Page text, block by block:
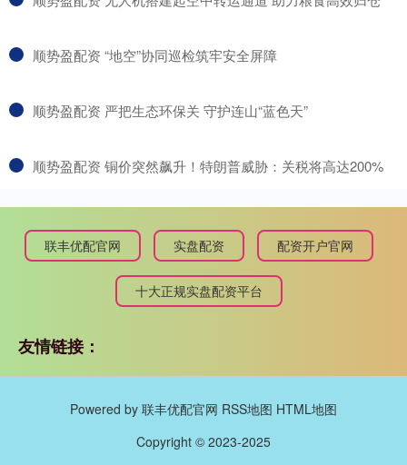
​顺势盈配资 “地空”协同巡检筑牢安全屏障
​顺势盈配资 严把生态环保关 守护连山“蓝色天”
​顺势盈配资 铜价突然飙升！特朗普威胁：关税将高达200%
联丰优配官网 实盘配资 配资开户官网
十大正规实盘配资平台
友情链接：
Powered by 联丰优配官网 RSS地图 HTML地图
Copyright © 2023-2025